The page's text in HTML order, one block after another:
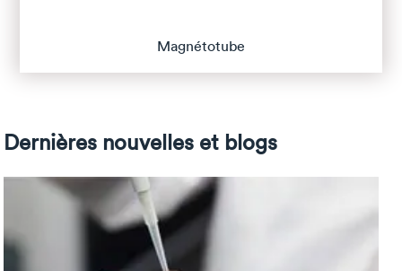
Magnétotube
Dernières nouvelles et blogs